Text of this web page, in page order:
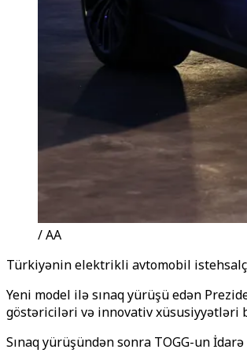
/ AA
Türkiyənin elektrikli avtomobil
Yeni model ilə sınaq yürüşü edən
göstəriciləri və innovativ xüsusiyyətləri
Sınaq yürüşündən sonra TOGG-un